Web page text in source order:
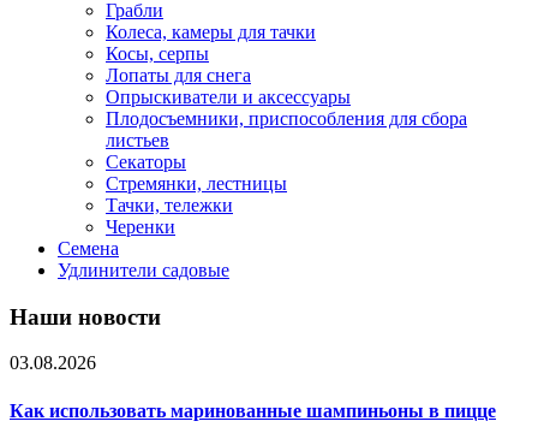
Грабли
Колеса, камеры для тачки
Косы, серпы
Лопаты для снега
Опрыскиватели и аксессуары
Плодосъемники, приспособления для сбора
листьев
Секаторы
Стремянки, лестницы
Тачки, тележки
Черенки
Семена
Удлинители садовые
Наши новости
03.08.2026
Как использовать маринованные шампиньоны в пицце